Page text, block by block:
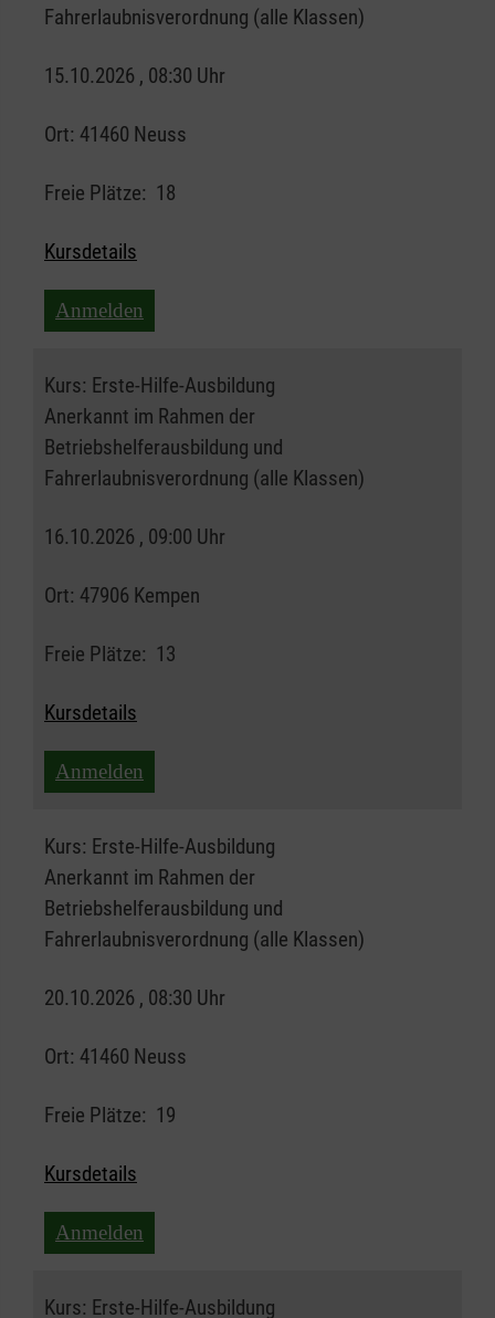
Fahrerlaubnisverordnung (alle Klassen)
15.10.2026 , 08:30 Uhr
Ort: 41460 Neuss
Freie Plätze: 18
Kursdetails
Anmelden
Kurs: Erste-Hilfe-Ausbildung
Anerkannt im Rahmen der
Betriebshelferausbildung und
Fahrerlaubnisverordnung (alle Klassen)
16.10.2026 , 09:00 Uhr
Ort: 47906 Kempen
Freie Plätze: 13
Kursdetails
Anmelden
Kurs: Erste-Hilfe-Ausbildung
Anerkannt im Rahmen der
Betriebshelferausbildung und
Fahrerlaubnisverordnung (alle Klassen)
20.10.2026 , 08:30 Uhr
Ort: 41460 Neuss
Freie Plätze: 19
Kursdetails
Anmelden
Kurs: Erste-Hilfe-Ausbildung